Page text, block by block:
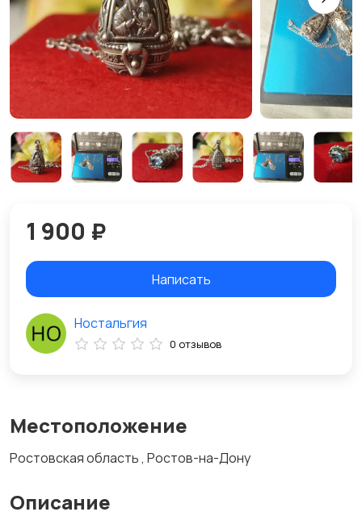
Местоположение
Ростовская область , Ростов-на-Дону
Описание
1 900 ₽
Написать
Ностальгия
0 отзывов